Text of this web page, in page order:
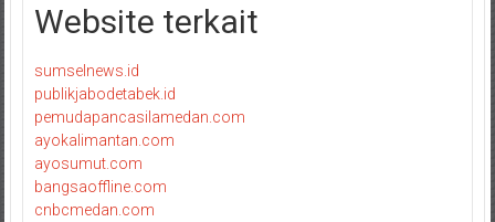
Website terkait
sumselnews.id
publikjabodetabek.id
pemudapancasilamedan.com
ayokalimantan.com
ayosumut.com
bangsaoffline.com
cnbcmedan.com